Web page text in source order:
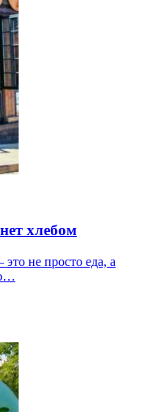
хлебом
не просто еда, а